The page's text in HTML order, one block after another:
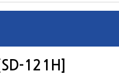
121H]